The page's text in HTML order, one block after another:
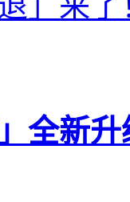
全新